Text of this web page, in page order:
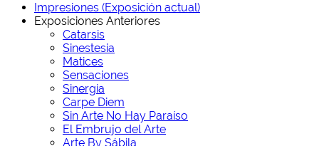
Impresiones (Exposición actual)
Exposiciones Anteriores
Catarsis
Sinestesia
Matices
Sensaciones
Sinergia
Carpe Diem
Sin Arte No Hay Paraíso
El Embrujo del Arte
Arte By Sábila